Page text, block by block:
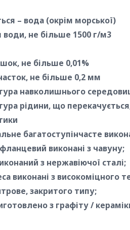
– вода (окрім морської)
води, не більше 1500 г/м3
не більше 0,01%
не більше 0,2 мм
навколишнього
рідини, що
багатоступінчасте
виконані з чавуну;
з нержавіючої сталі;
виконані з високоміцного
закритого типу;
з графіту /